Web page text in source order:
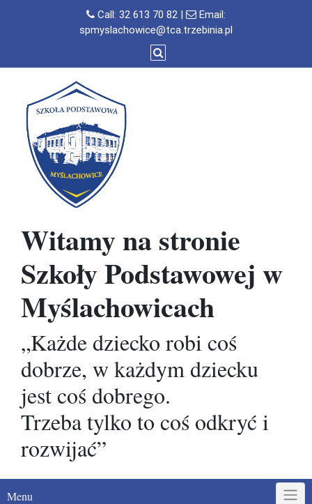
Call: 32 613 70 82 |
Email:
spmyslachowice@tca.trzebinia.pl
Witamy na stronie
Szkoły Podstawowej w
Myślachowicach
„Każde dziecko robi coś
dobrze, w każdym dziecku
jest coś dobrego.
Trzeba tylko to coś odkryć i
rozwijać”
Menu